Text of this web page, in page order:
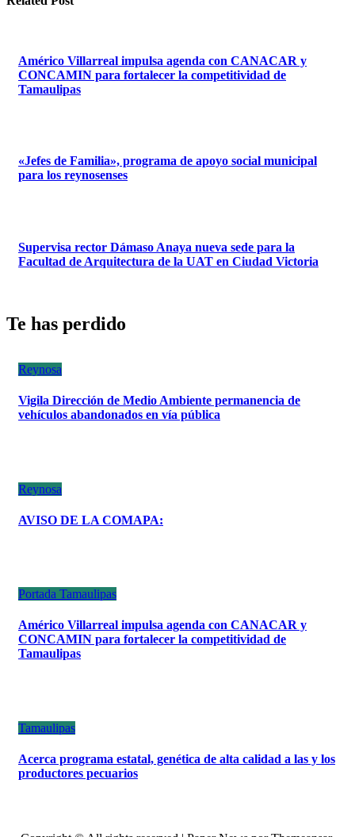
Américo Villarreal impulsa agenda con CANACAR y
CONCAMIN para fortalecer la competitividad de
Tamaulipas
«Jefes de Familia», programa de apoyo social municipal
para los reynosenses
Supervisa rector Dámaso Anaya nueva sede para la
Facultad de Arquitectura de la UAT en Ciudad Victoria
Te has perdido
Reynosa
Vigila Dirección de Medio Ambiente permanencia de
vehículos abandonados en vía pública
Reynosa
AVISO DE LA COMAPA:
Portada Tamaulipas
Américo Villarreal impulsa agenda con CANACAR y
CONCAMIN para fortalecer la competitividad de
Tamaulipas
Tamaulipas
Acerca programa estatal, genética de alta calidad a las y los
productores pecuarios